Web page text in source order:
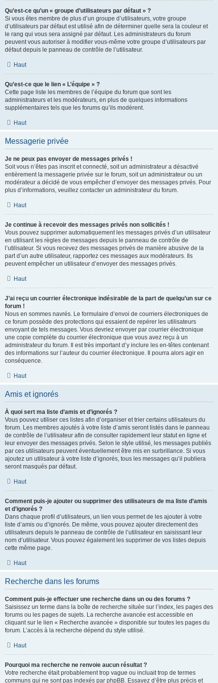
Qu’est-ce qu’un « groupe d’utilisateurs par défaut » ?
Si vous êtes membre de plus d’un groupe d’utilisateurs, votre groupe
d’utilisateurs par défaut est utilisé afin de déterminer quelle sera la couleur et
le rang qui vous sera assigné par défaut. Les administrateurs du forum
peuvent vous autoriser à modifier vous-même votre groupe d’utilisateurs par
défaut depuis le panneau de contrôle de l’utilisateur.
Haut
Qu’est-ce que le lien « L’équipe » ?
Cette page liste les membres de l’équipe du forum que sont les
administrateurs et les modérateurs, en plus de quelques informations
supplémentaires tels que les forums qu’ils modèrent.
Haut
Messagerie privée
Je ne peux pas envoyer de messages privés !
Soit vous n’êtes pas inscrit et connecté, soit un administrateur a désactivé
entièrement la messagerie privée sur le forum, soit un administrateur ou un
modérateur a décidé de vous empêcher d’envoyer des messages privés. Pour
plus d’informations, veuillez contacter un administrateur du forum.
Haut
Je continue à recevoir des messages privés non sollicités !
Vous pouvez supprimer automatiquement les messages privés d’un utilisateur
en utilisant les règles de messages depuis le panneau de contrôle de
l’utilisateur. Si vous recevez des messages privés de manière abusive de la
part d’un autre utilisateur, rapportez ces messages aux modérateurs. Ils
peuvent empêcher un utilisateur d’envoyer des messages privés.
Haut
J’ai reçu un courrier électronique indésirable de la part de quelqu’un sur ce
forum !
Nous en sommes navrés. Le formulaire d’envoi de courriers électroniques de
ce forum possède des protections qui essaient de repérer les utilisateurs
envoyant de tels messages. Vous devriez envoyer par courrier électronique
une copie complète du courrier électronique que vous avez reçu à un
administrateur du forum. Il est très important d’y inclure les en-têtes contenant
des informations sur l’auteur du courrier électronique. Il pourra alors agir en
conséquence.
Haut
Amis et ignorés
À quoi sert ma liste d’amis et d’ignorés ?
Vous pouvez utiliser ces listes afin d’organiser et trier certains utilisateurs du
forum. Les membres ajoutés à votre liste d’amis seront listés dans le panneau
de contrôle de l’utilisateur afin de consulter rapidement leur statut en ligne et
leur envoyer des messages privés. Selon le style utilisé, les messages publiés
par ces utilisateurs peuvent éventuellement être mis en surbrillance. Si vous
ajoutez un utilisateur à votre liste d’ignorés, tous les messages qu’il publiera
seront masqués par défaut.
Haut
Comment puis-je ajouter ou supprimer des utilisateurs de ma liste d’amis
et d’ignorés ?
Dans chaque profil d’utilisateurs, un lien vous permet de les ajouter à votre
liste d’amis ou d’ignorés. De même, vous pouvez ajouter directement des
utilisateurs depuis le panneau de contrôle de l’utilisateur en saisissant leur
nom d’utilisateur. Vous pouvez également les supprimer de vos listes depuis
cette même page.
Haut
Recherche dans les forums
Comment puis-je effectuer une recherche dans un ou des forums ?
Saisissez un terme dans la boîte de recherche située sur l’index, les pages des
forums ou les pages de sujets. La recherche avancée est accessible en
cliquant sur le lien « Recherche avancée » disponible sur toutes les pages du
forum. L’accès à la recherche dépend du style utilisé.
Haut
Pourquoi ma recherche ne renvoie aucun résultat ?
Votre recherche était probablement trop vague ou incluait trop de termes
communs qui ne sont pas indexés par phpBB. Essayez d’être plus précis et